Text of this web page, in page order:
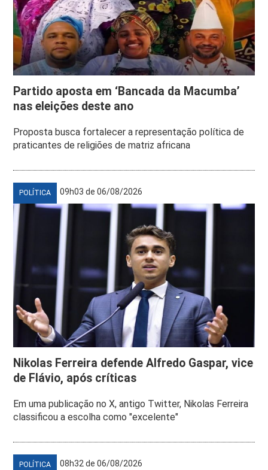
Partido aposta em ‘Bancada da Macumba’
nas eleições deste ano
Proposta busca fortalecer a representação política de
praticantes de religiões de matriz africana
POLÍTICA 09h03 de 06/08/2026
Nikolas Ferreira defende Alfredo Gaspar, vice
de Flávio, após críticas
Em uma publicação no X, antigo Twitter, Nikolas Ferreira
classificou a escolha como "excelente"
POLÍTICA 08h32 de 06/08/2026